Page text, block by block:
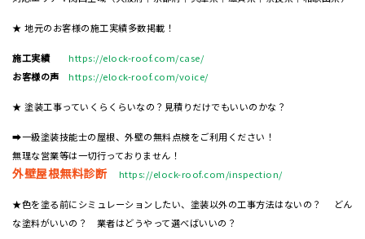
★ 地元のお客様の施工実績多数掲載！
施工実績
https://elock-roof.com/case/
お客様の声
https://elock-roof.com/voice/
★ 塗装工事っていくらくらいなの？見積りだけでもいいのかな？
➡一級塗装技能士の屋根、外壁の無料点検をご利用ください！
無理な営業等は一切行っておりません！
外壁屋根無料診断 https://elock-roof.com/inspection/
★色を塗る前にシミュレーションしたい、塗装以外の工事方法はないの？ どん
な塗料がいいの？ 業者はどうやって選べばいいの？